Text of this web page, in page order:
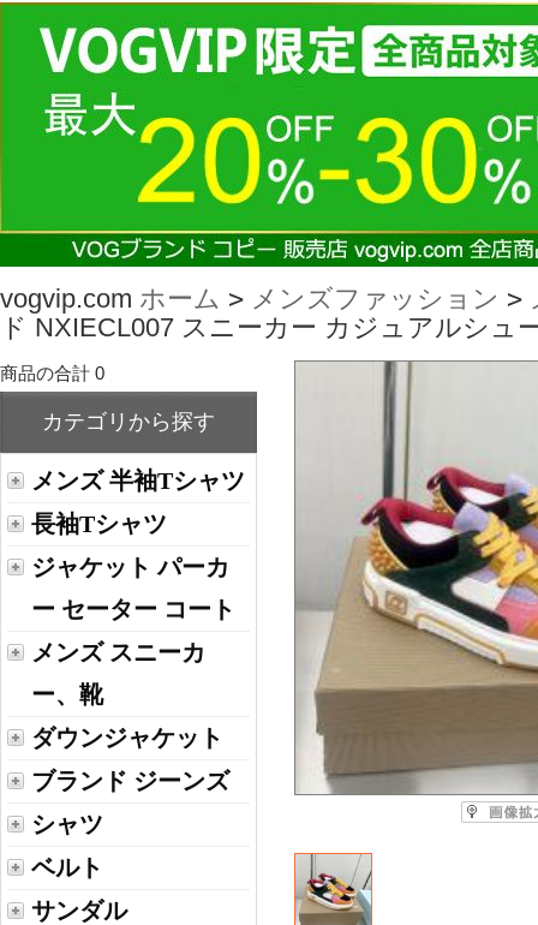
vogvip.com ホーム > メンズファッション >
ド NXIECL007 スニーカー カジュアルシュ
商品の合計 0
カテゴリから探す
メンズ 半袖Tシャツ
長袖Tシャツ
ジャケット パーカ
ー セーター コート
メンズ スニーカ
ー、靴
ダウンジャケット
ブランド ジーンズ
シャツ
ベルト
サンダル